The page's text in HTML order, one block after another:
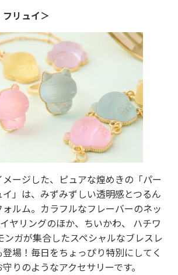
リュイ＞
ージした、ピュアな煌めきの「パー
イ」は、みずみずしい透明感とつるん
ルム。カラフルなフレーバーのネッ
ヤリングのほか、ちいかわ、 ハチワ
ンガが集合したスペシャルなブレスレ
場！毎日をちょっぴり特別にしてく
りのようなアクセサリーです。